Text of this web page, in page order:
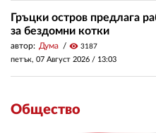
Гръцки остров предлага
за бездомни котки
автор: Дума visibility 3187
петък, 07 Август 2026 / 13:03
Общество